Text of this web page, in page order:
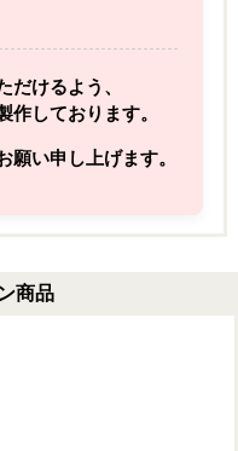
だけるよう、
作しております。
願い申し上げます。
商品